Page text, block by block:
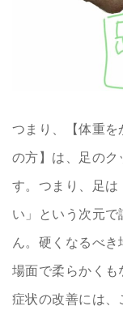
つまり、【体重
の方】は、足のク
す。つまり、足は
い」という次元
ん。硬くなるべ
場面で柔らかくも
症状の改善には、